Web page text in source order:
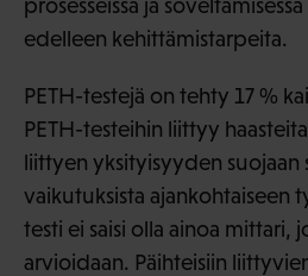
prosesseissa ja
edelleen kehittämistarpeita.
PETH-testejä on tehty 17 %
PETH-testeihin liittyy haasteita
liittyen yksityisyyden suojaan
vaikutuksista ajankohtaiseen
testi ei saisi olla ainoa mittari,
arvioidaan. Päihteisiin